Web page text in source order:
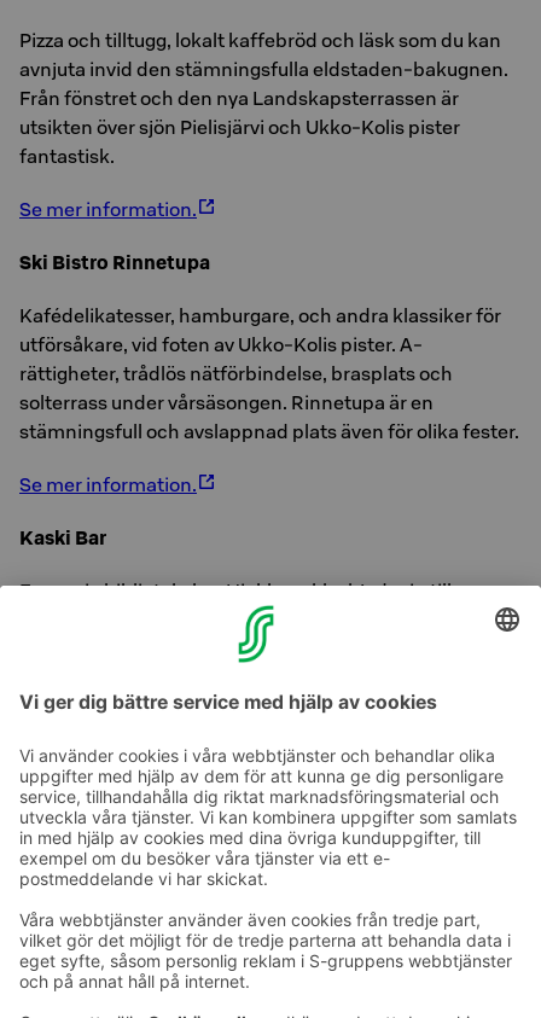
Pizza och tilltugg, lokalt kaffebröd och läsk som du kan
avnjuta invid den stämningsfulla eldstaden-bakugnen.
Från fönstret och den nya Landskapsterrassen är
utsikten över sjön Pielisjärvi och Ukko-Kolis pister
fantastisk.
Se mer information.
Ski Bistro Rinnetupa
Kafédelikatesser, hamburgare, och andra klassiker för
utförsåkare, vid foten av Ukko-Kolis pister. A-
rättigheter, trådlös nätförbindelse, brasplats och
solterrass under vårsäsongen. Rinnetupa är en
stämningsfull och avslappnad plats även för olika fester.
Se mer information.
Kaski Bar
En mysig biblioteksbar Hiekkapakka bjuder in till en
avslappnad kväll, precis bredvid Koli Relax Spa på
bottenvåningen på Break Sokos Hotel Koli.
Se mer information.
Ta kontakt
Kontaktuppgifter till hotellen
Feedback
Ge feedback
Sokos Hotels nyhetsbrev
Utmärkelser och certifikat